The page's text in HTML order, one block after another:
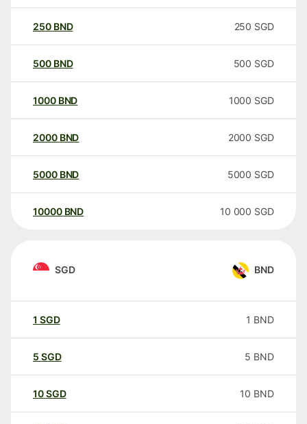
250 BND 250 SGD
500 BND 500 SGD
1000 BND 1000 SGD
2000 BND 2000 SGD
5000 BND 5000 SGD
10000 BND 10 000 SGD
SGD BND
1 SGD 1 BND
5 SGD 5 BND
10SGD 10 BND